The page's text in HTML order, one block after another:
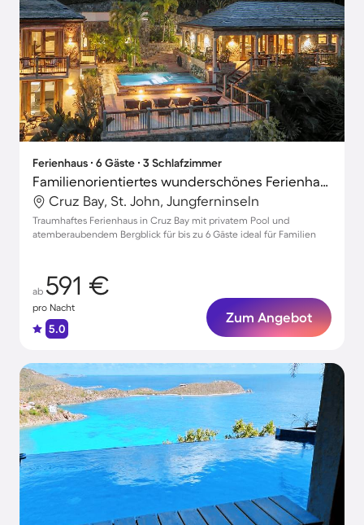
Ferienhaus ∙ 6 Gäste ∙ 3 Schlafzimmer
Familienorientiertes wunderschönes Ferienhaus mit Grill und privatem Pool | Bergblick
Cruz Bay, St. John, Jungferninseln
Traumhaftes Ferienhaus in Cruz Bay mit privatem Pool und
atemberaubendem Bergblick für bis zu 6 Gäste ideal für Familien
ab 591 €
pro Nacht
5.0
Zum Angebot